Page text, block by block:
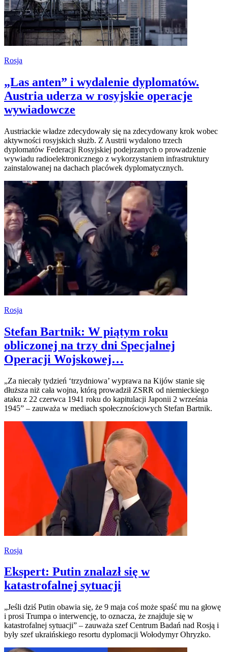
Rosja
„Las anten” i wydalenie dyplomatów.
Austria uderza w rosyjskie operacje
wywiadowcze
Austriackie władze zdecydowały się na zdecydowany krok wobec
aktywności rosyjskich służb. Z Austrii wydalono trzech
dyplomatów Federacji Rosyjskiej podejrzanych o prowadzenie
wywiadu radioelektronicznego z wykorzystaniem infrastruktury
zainstalowanej na dachach placówek dyplomatycznych.
Rosja
Stefan Bartnik: W piątym roku
obliczonej na trzy dni Specjalnej
Operacji Wojskowej…
„Za niecały tydzień ‘trzydniowa’ wyprawa na Kijów stanie się
dłuższa niż cała wojna, którą prowadził ZSRR od niemieckiego
ataku z 22 czerwca 1941 roku do kapitulacji Japonii 2 września
1945” – zauważa w mediach społecznościowych Stefan Bartnik.
Rosja
Ekspert: Putin znalazł się w
katastrofalnej sytuacji
„Jeśli dziś Putin obawia się, że 9 maja coś może spaść mu na głowę
i prosi Trumpa o interwencję, to oznacza, że znajduje się w
katastrofalnej sytuacji” – zauważa szef Centrum Badań nad Rosją i
były szef ukraińskiego resortu dyplomacji Wołodymyr Ohryzko.